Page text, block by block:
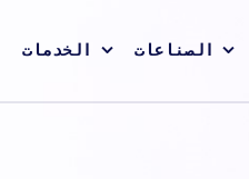
الخدمات الصناعات